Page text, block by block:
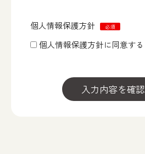
個人情報保護方針 必須
個人情報保護方針に同意する
入力内容を確認